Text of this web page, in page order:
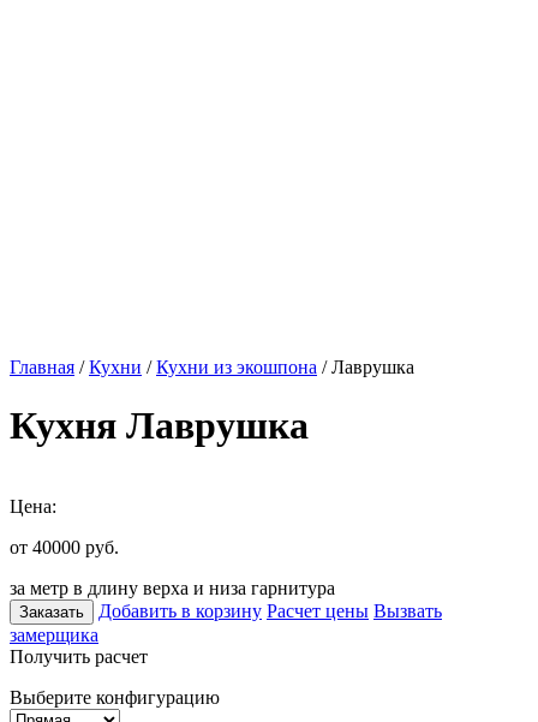
Главная /Кухни /Кухни из экошпона / Лаврушка
Кухня Лаврушка
Цена:
от 40000 руб.
за метр в длину верха и низа гарнитура
Заказать Добавить в корзину Расчет цены Вызвать
замерщика
Получить расчет
Выберите конфигурацию